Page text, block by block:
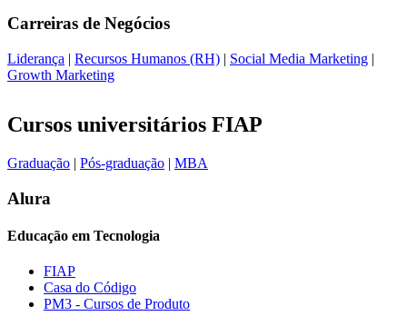
Carreiras de Negócios
Liderança | Recursos Humanos (RH) | Social Media Marketing |
Growth Marketing
Cursos universitários FIAP
Graduação | Pós-graduação | MBA
Alura
Educação em Tecnologia
FIAP
Casa do Código
PM3 - Cursos de Produto